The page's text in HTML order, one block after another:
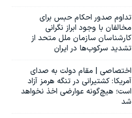
تداوم صدور احکام حبس برای
مخالفان با وجود ابراز نگرانی
کارشناسان سازمان ملل متحد از
تشدید سرکوب‌ها در ایران
اختصاصی | مقام دولت به صدای
آمریکا: کشتیرانی در تنگه هرمز آزاد
است؛ هیچ‌گونه عوارضی اخذ نخواهد
شد